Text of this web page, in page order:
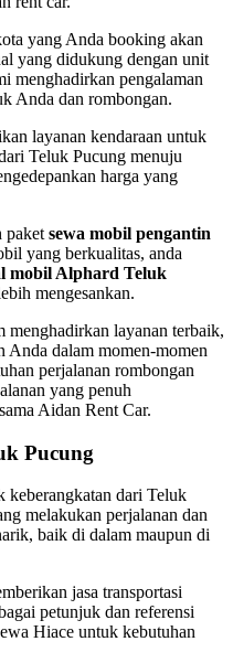
yang Anda booking akan
yang didukung dengan unit
menghadirkan pengalaman
Anda dan rombongan.
layanan kendaraan untuk
Teluk Pucung menuju
harga yang
paket sewa mobil pengantin
yang berkualitas, anda
mobil Alphard Teluk
mengesankan.
layanan terbaik,
Anda dalam momen-momen
perjalanan rombongan
yang penuh
Aidan Rent Car.
Pucung
keberangkatan dari Teluk
melakukan perjalanan dan
baik di dalam maupun di
jasa transportasi
petunjuk dan referensi
Hiace untuk kebutuhan